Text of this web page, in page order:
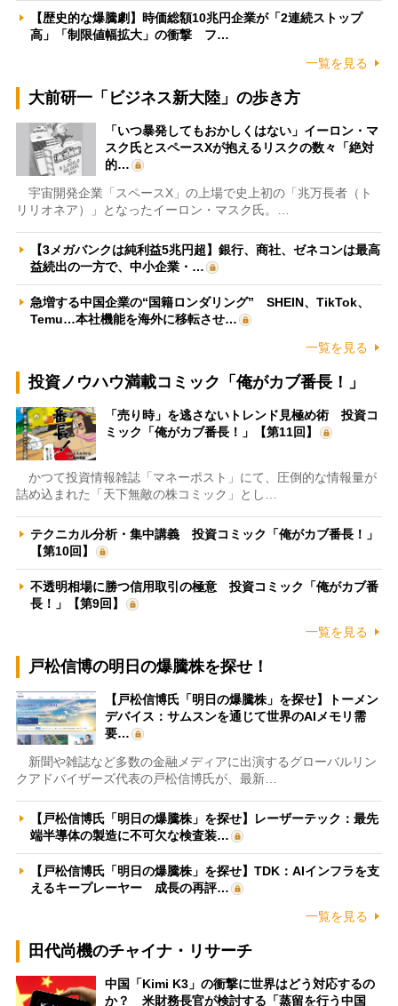
【歴史的な爆騰劇】時価総額10兆円企業が「2連続ストップ
高」「制限値幅拡大」の衝撃 フ…
一覧を見る
大前研一「ビジネス新大陸」の歩き方
「いつ暴発してもおかしくはない」イーロン・マ
スク氏とスペースXが抱えるリスクの数々「絶対
的…
宇宙開発企業「スペースX」の上場で史上初の「兆万長者（ト
リリオネア）」となったイーロン・マスク氏。…
【3メガバンクは純利益5兆円超】銀行、商社、ゼネコンは最高
益続出の一方で、中小企業・…
急増する中国企業の“国籍ロンダリング” SHEIN、TikTok、
Temu…本社機能を海外に移転させ…
一覧を見る
投資ノウハウ満載コミック「俺がカブ番長！」
「売り時」を逃さないトレンド見極め術 投資コ
ミック「俺がカブ番長！」【第11回】
かつて投資情報雑誌「マネーポスト」にて、圧倒的な情報量が
詰め込まれた「天下無敵の株コミック」とし…
テクニカル分析・集中講義 投資コミック「俺がカブ番長！」
【第10回】
不透明相場に勝つ信用取引の極意 投資コミック「俺がカブ番
長！」【第9回】
一覧を見る
戸松信博の明日の爆騰株を探せ！
【戸松信博氏「明日の爆騰株」を探せ】トーメン
デバイス：サムスンを通じて世界のAIメモリ需
要…
新聞や雑誌など多数の金融メディアに出演するグローバルリン
クアドバイザーズ代表の戸松信博氏が、最新…
【戸松信博氏「明日の爆騰株」を探せ】レーザーテック：最先
端半導体の製造に不可欠な検査装…
【戸松信博氏「明日の爆騰株」を探せ】TDK：AIインフラを支
えるキープレーヤー 成長の再評…
一覧を見る
田代尚機のチャイナ・リサーチ
中国「Kimi K3」の衝撃に世界はどう対応するの
か？ 米財務長官が検討する「蒸留を行う中国